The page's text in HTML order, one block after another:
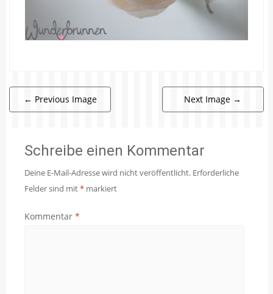
← Previous Image Next Image →
Schreibe einen Kommentar
Deine E-Mail-Adresse wird nicht veröffentlicht. Erforderliche
Felder sind mit* markiert
Kommentar *